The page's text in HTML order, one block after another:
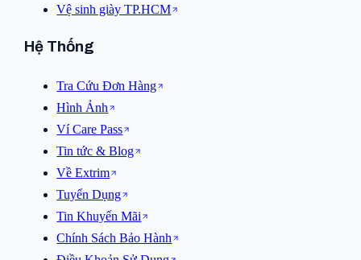
Vệ sinh giày TP.HCM
Hệ Thống
Tra Cứu Đơn Hàng
Hình Ảnh
Ví Care Pass
Tin tức & Blog
Về Extrim
Tuyển Dụng
Tin Khuyến Mãi
Chính Sách Bảo Hành